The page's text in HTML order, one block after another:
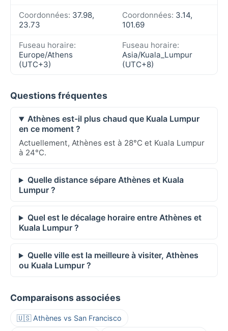
Coordonnées: 37.98,
23.73
Coordonnées: 3.14,
101.69
Fuseau horaire:
Europe/Athens
(UTC+3)
Fuseau horaire:
Asia/Kuala_Lumpur
(UTC+8)
Questions fréquentes
Athènes est-il plus chaud que Kuala Lumpur
en ce moment ?
Actuellement, Athènes est à 28°C et Kuala Lumpur
à 24°C.
Quelle distance sépare Athènes et Kuala
Lumpur ?
Quel est le décalage horaire entre Athènes et
Kuala Lumpur ?
Quelle ville est la meilleure à visiter, Athènes
ou Kuala Lumpur ?
Comparaisons associées
🇺🇸 Athènes vs San Francisco